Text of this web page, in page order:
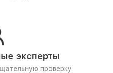
эксперты
проверку